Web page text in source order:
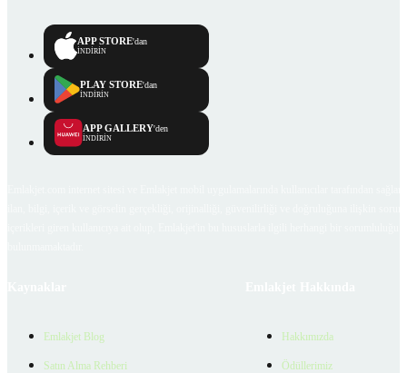
APP STORE'dan
İNDİRİN
PLAY STORE'dan
İNDİRİN
APP GALLERY'den
İNDİRİN
Emlakjet Blog
Satın Alma Rehberi
Hakkımızda
Ödüllerimiz